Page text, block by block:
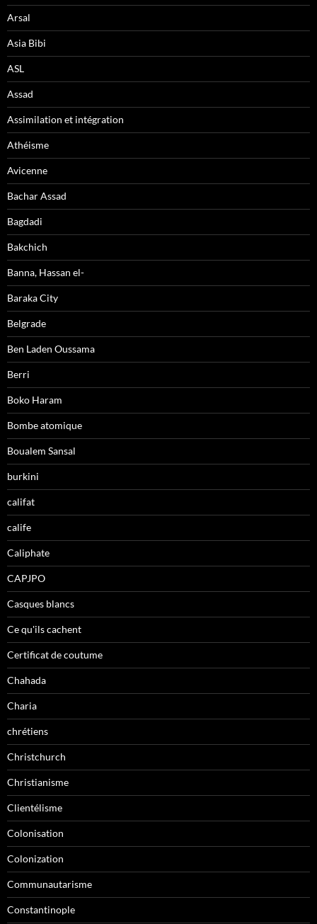
Arsal
Asia Bibi
ASL
Assad
Assimilation et intégration
Athéisme
Avicenne
Bachar Assad
Bagdadi
Bakchich
Banna, Hassan el-
Baraka City
Belgrade
Ben Laden Oussama
Berri
Boko Haram
Bombe atomique
Boualem Sansal
burkini
califat
calife
Caliphate
CAPJPO
Casques blancs
Ce qu'ils cachent
Certificat de coutume
Chahada
Charia
chrétiens
Christchurch
Christianisme
Clientélisme
Colonisation
Colonization
Communautarisme
Constantinople